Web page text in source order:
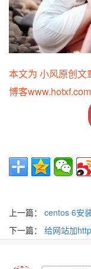
本文为 小风原创文
博客www.hotxf.com
上一篇： centos 6安
下一篇： 给网站加